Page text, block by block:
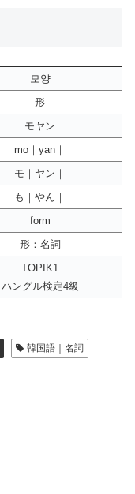
모양
形
モヤン
mo｜yan｜
モ｜ヤン｜
も｜やん｜
form
形：名詞
TOPIK1
ハングル検定4級
韓国語｜名詞